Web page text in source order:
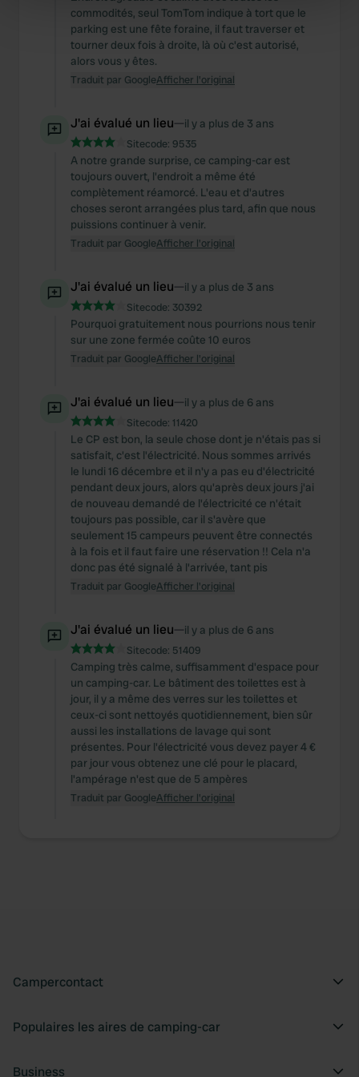
Find out more about how your personal data is processed
and set your preferences in the details section.
We use cookies to personalise content and ads, to
We also share information about your use of our site with
our social media, advertising and analytics partners who
may combine it with other information that you’ve
provided to them or that they’ve collected from your use
of their services.
commodités, seul TomTom indique à tort que le
parking est une fête foraine, il faut traverser et
tourner deux fois à droite, là où c'est autorisé,
alors vous y êtes.
Traduit par GoogleAfficher l'original
J'ai évalué un lieu—il y a plus de 3 ans
Sitecode: 9535
A notre grande surprise, ce camping-car est
toujours ouvert, l'endroit a même été
complètement réamorcé. L'eau et d'autres
choses seront arrangées plus tard, afin que nous
puissions continuer à venir.
Traduit par GoogleAfficher l'original
J'ai évalué un lieu—il y a plus de 3 ans
Sitecode: 30392
Pourquoi gratuitement nous pourrions nous tenir
sur une zone fermée coûte 10 euros
Traduit par GoogleAfficher l'original
J'ai évalué un lieu—il y a plus de 6 ans
Sitecode: 11420
Le CP est bon, la seule chose dont je n'étais pas si
satisfait, c'est l'électricité. Nous sommes arrivés
le lundi 16 décembre et il n'y a pas eu d'électricité
pendant deux jours, alors qu'après deux jours j'ai
de nouveau demandé de l'électricité ce n'était
toujours pas possible, car il s'avère que
seulement 15 campeurs peuvent être connectés
à la fois et il faut faire une réservation !! Cela n'a
donc pas été signalé à l'arrivée, tant pis
Traduit par GoogleAfficher l'original
J'ai évalué un lieu—il y a plus de 6 ans
Sitecode: 51409
Camping très calme, suffisamment d'espace pour
un camping-car. Le bâtiment des toilettes est à
jour, il y a même des verres sur les toilettes et
ceux-ci sont nettoyés quotidiennement, bien sûr
aussi les installations de lavage qui sont
présentes. Pour l'électricité vous devez payer 4 €
par jour vous obtenez une clé pour le placard,
l'ampérage n'est que de 5 ampères
Traduit par GoogleAfficher l'original
Campercontact
Populaires les aires de camping-car
Business